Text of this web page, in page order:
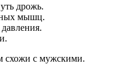
дрожь.
мышц.
с мужскими.